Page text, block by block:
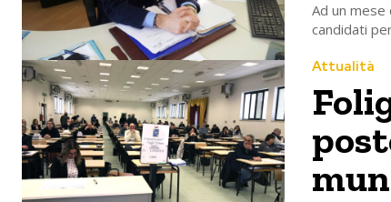
Ad un mese
candidati
Attualità